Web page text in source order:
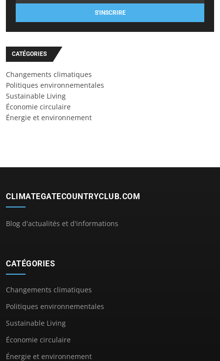
S'INSCRIRE
CATÉGORIES
Changements climatiques
Politiques environnementales
Sustainable Living
Économie circulaire
Énergie et environnement
CLIMATEGATECOUNTRYCLUB.COM
Blog d'actualités et d'informations
CATÉGORIES
Changements climatiques
Politiques environnementales
Sustainable Living
Économie circulaire
Énergie et environnement